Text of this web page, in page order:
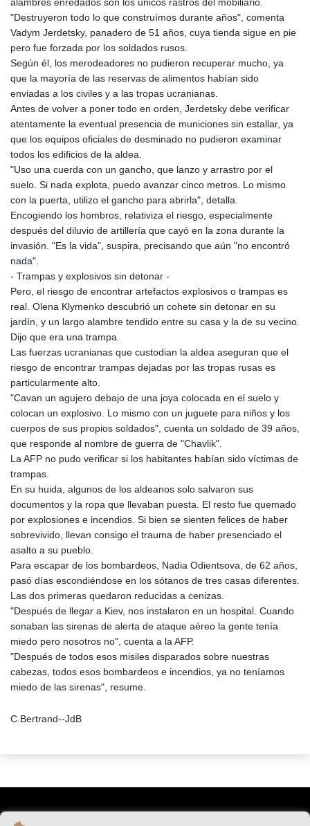
alambres enredados son los únicos rastros del mobiliario.
"Destruyeron todo lo que construímos durante años", comenta
Vadym Jerdetsky, panadero de 51 años, cuya tienda sigue en pie
pero fue forzada por los soldados rusos.
Según él, los merodeadores no pudieron recuperar mucho, ya
que la mayoría de las reservas de alimentos habían sido
enviadas a los civiles y a las tropas ucranianas.
Antes de volver a poner todo en orden, Jerdetsky debe verificar
atentamente la eventual presencia de municiones sin estallar, ya
que los equipos oficiales de desminado no pudieron examinar
todos los edificios de la aldea.
"Uso una cuerda con un gancho, que lanzo y arrastro por el
suelo. Si nada explota, puedo avanzar cinco metros. Lo mismo
con la puerta, utilizo el gancho para abrirla", detalla.
Encogiendo los hombros, relativiza el riesgo, especialmente
después del diluvio de artillería que cayó en la zona durante la
invasión. "Es la vida", suspira, precisando que aún "no encontró
nada".
- Trampas y explosivos sin detonar -
Pero, el riesgo de encontrar artefactos explosivos o trampas es
real. Olena Klymenko descubrió un cohete sin detonar en su
jardín, y un largo alambre tendido entre su casa y la de su vecino.
Dijo que era una trampa.
Las fuerzas ucranianas que custodian la aldea aseguran que el
riesgo de encontrar trampas dejadas por las tropas rusas es
particularmente alto.
"Cavan un agujero debajo de una joya colocada en el suelo y
colocan un explosivo. Lo mismo con un juguete para niños y los
cuerpos de sus propios soldados", cuenta un soldado de 39 años,
que responde al nombre de guerra de "Chavlik".
La AFP no pudo verificar si los habitantes habían sido víctimas de
trampas.
En su huida, algunos de los aldeanos solo salvaron sus
documentos y la ropa que llevaban puesta. El resto fue quemado
por explosiones e incendios. Si bien se sienten felices de haber
sobrevivido, llevan consigo el trauma de haber presenciado el
asalto a su pueblo.
Para escapar de los bombardeos, Nadia Odientsova, de 62 años,
pasó días escondiéndose en los sótanos de tres casas diferentes.
Las dos primeras quedaron reducidas a cenizas.
"Después de llegar a Kiev, nos instalaron en un hospital. Cuando
sonaban las sirenas de alerta de ataque aéreo la gente tenía
miedo pero nosotros no", cuenta a la AFP.
"Después de todos esos misiles disparados sobre nuestras
cabezas, todos esos bombardeos e incendios, ya no teníamos
miedo de las sirenas", resume.
C.Bertrand--JdB